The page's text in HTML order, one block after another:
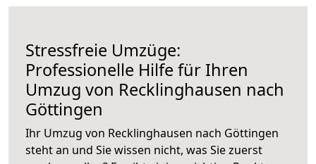
Stressfreie Umzüge:
Professionelle Hilfe für Ihren
Umzug von Recklinghausen nach
Göttingen
Ihr Umzug von Recklinghausen nach Göttingen
steht an und Sie wissen nicht, was Sie zuerst